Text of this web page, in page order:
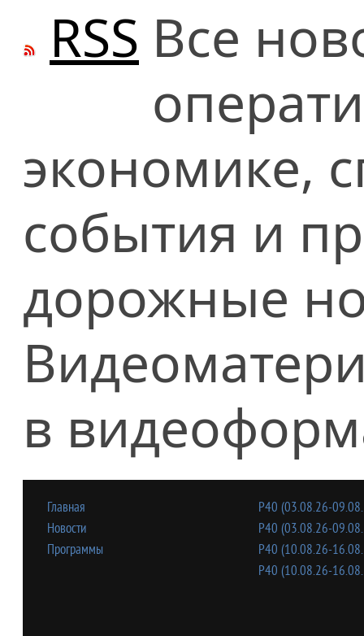
RSS Все
экономике,
события и
дорожные
в
Главная
Новости
Программы
Р40 (03.08.26-
Р40 (03.08.26-
Р40 (10.08.26-
Р40 (10.08.26-